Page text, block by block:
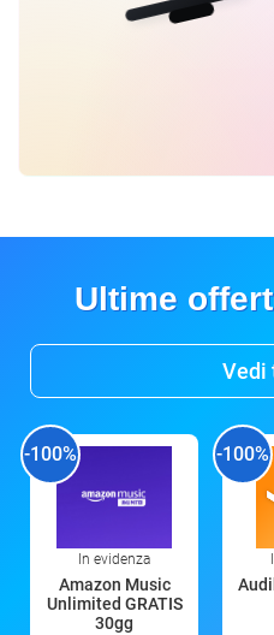
Ultime
Vedi
-100%
In evidenza
Amazon Music
Unlimited GRATIS
30gg
-100%